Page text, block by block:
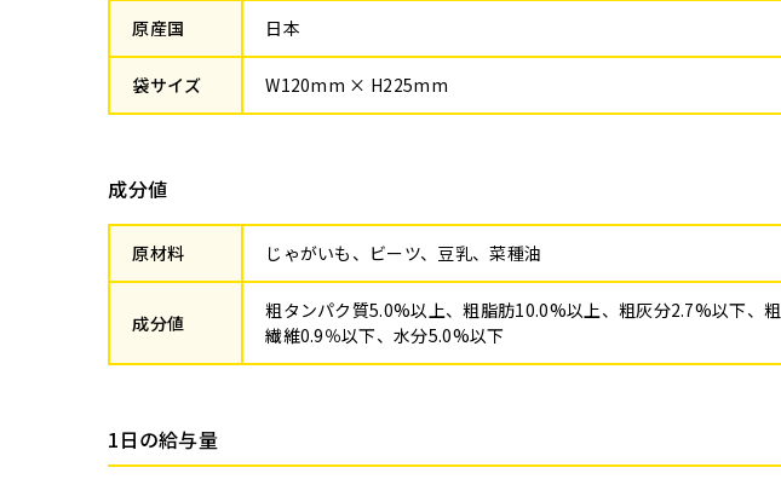
原産国 日本
袋サイズ W120mm × H225mm
成分値
原材料 じゃがいも、ビーツ、豆乳、菜種油
成分値
粗タンパク質5.0%以上、粗脂肪10.0%以上、粗灰分2.7%以下、粗
繊維0.9％以下、水分5.0%以下
1日の給与量